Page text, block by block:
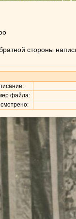
стороны
файла: